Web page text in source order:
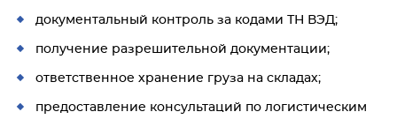
документальный контроль за кодами ТН ВЭД;
получение разрешительной документации;
ответственное хранение груза на складах;
предоставление консультаций по логистическим